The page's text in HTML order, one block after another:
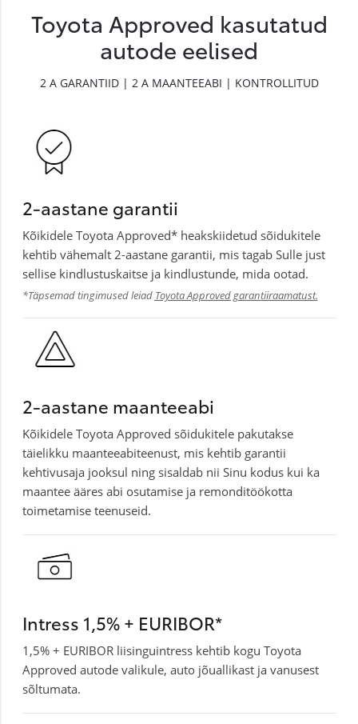
Toyota Approved kasutatud
autode eelised
2 A GARANTIID | 2 A MAANTEEABI | KONTROLLITUD
2-aastane garantii
Kõikidele Toyota Approved* heakskiidetud sõidukitele
kehtib vähemalt 2-aastane garantii, mis tagab Sulle just
sellise kindlustuskaitse ja kindlustunde, mida ootad.
*Täpsemad tingimused leiad Toyota Approved garantiiraamatust.
2-aastane maanteeabi
Kõikidele Toyota Approved sõidukitele pakutakse
täielikku maanteeabiteenust, mis kehtib garantii
kehtivusaja jooksul ning sisaldab nii Sinu kodus kui ka
maantee ääres abi osutamise ja remonditöökotta
toimetamise teenuseid.
Intress 1,5% + EURIBOR*
1,5% + EURIBOR liisinguintress kehtib kogu Toyota
Approved autode valikule, auto jõuallikast ja vanusest
sõltumata.